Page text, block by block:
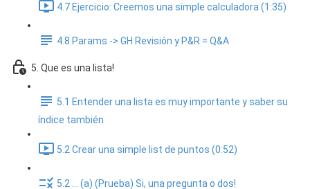
4.7 Ejercicio: Creemos una simple calculadora (1:35)
4.8 Params -> GH Revisión y P&R = Q&A
5. Que es una lista!
5.1 Entender una lista es muy importante y saber su
índice también
5.2 Crear una simple list de puntos (0:52)
5.2 ... (a) (Prueba) Si, una pregunta o dos!